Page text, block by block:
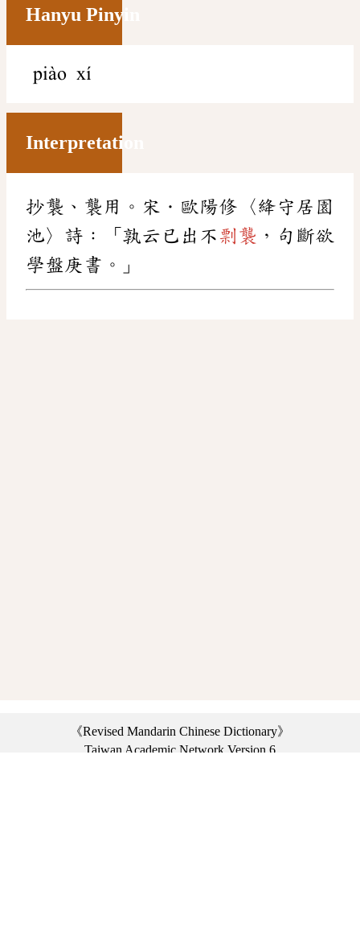
Hanyu Pinyin
piào xí
Interpretation
抄襲、襲用。宋．歐陽修〈絳守居園
池〉詩：「孰云已出不剽襲 ，句斷欲
學盤庚書。」
《Revised Mandarin Chinese Dictionary》
Taiwan Academic Network Version 6